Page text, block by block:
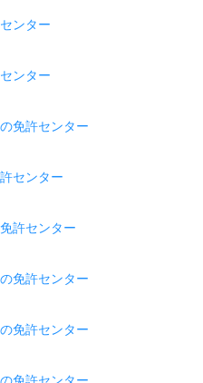
ンター
ンター
免許センター
センター
許センター
免許センター
免許センター
免許センター